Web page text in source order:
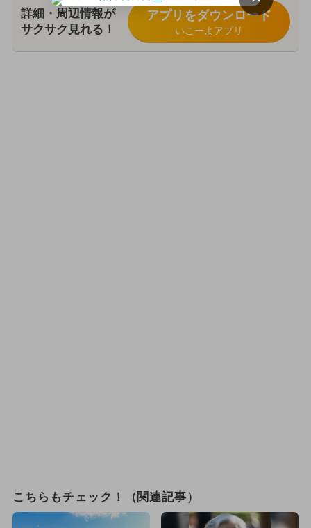
詳細・周辺情報が
サクサク見れる！
アプリをダウンロード
いこーよアプリ
こちらもチェック！（関連記事）